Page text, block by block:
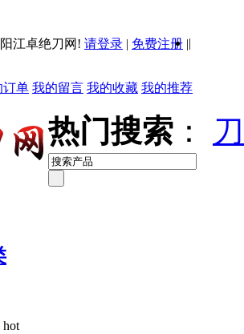
江卓绝刀网! 请登录 | 免费注册 ||
订单 我的留言 我的收藏 我的推荐
热门搜索 ：
hot